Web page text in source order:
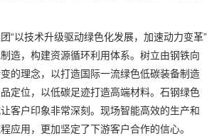
以技术升级驱动绿色化发展，加速动力变革”
造，构建资源循环利用体系。树立由钢铁向
的理念，以打造国际一流绿色低碳装备制造
定位，以低碳足迹打造高端材料。石钢绿色
客户印象非常深刻。现场智能高效的生产和
应用，更加坚定了下游客户合作的信心。